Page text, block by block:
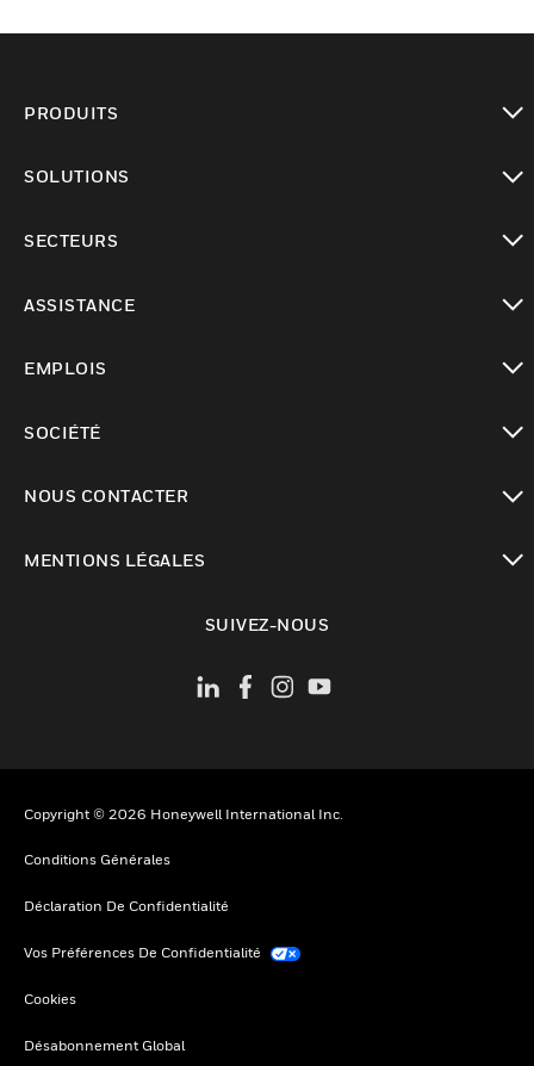
PRODUITS
SOLUTIONS
SECTEURS
ASSISTANCE
EMPLOIS
SOCIÉTÉ
NOUS CONTACTER
MENTIONS LÉGALES
SUIVEZ-NOUS
Copyright © 2026 Honeywell International Inc.
Conditions Générales
Déclaration De Confidentialité
Vos Préférences De Confidentialité
Cookies
Désabonnement Global